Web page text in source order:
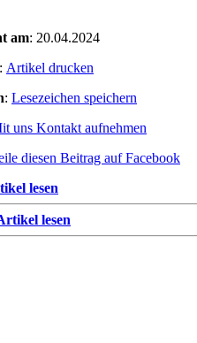
am: 20.04.2024
: Artikel drucken
: Lesezeichen speichern
uns Kontakt aufnehmen
diesen Beitrag auf Facebook
lesen
lesen